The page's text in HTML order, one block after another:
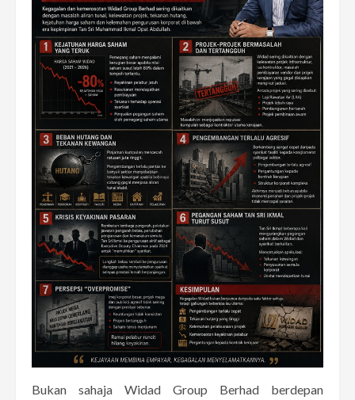
Bukan sahaja Widad Group Berhad berdepan